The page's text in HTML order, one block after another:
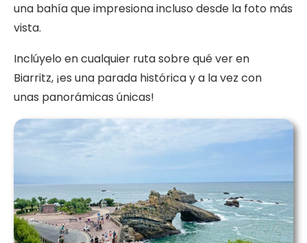
una bahía que impresiona incluso desde la foto más
vista.
Inclúyelo en cualquier ruta sobre qué ver en
Biarritz, ¡es una parada histórica y a la vez con
unas panorámicas únicas!